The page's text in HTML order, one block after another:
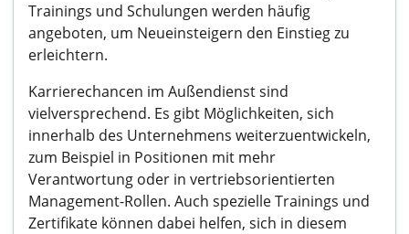
Trainings und Schulungen werden häufig
angeboten, um Neueinsteigern den Einstieg zu
erleichtern.
Karrierechancen im Außendienst sind
vielversprechend. Es gibt Möglichkeiten, sich
innerhalb des Unternehmens weiterzuentwickeln,
zum Beispiel in Positionen mit mehr
Verantwortung oder in vertriebsorientierten
Management-Rollen. Auch spezielle Trainings und
Zertifikate können dabei helfen, sich in diesem